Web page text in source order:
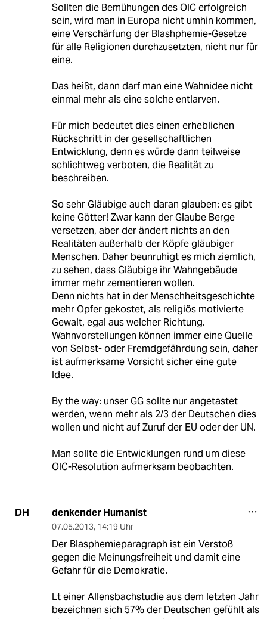
Sollten die Bemühungen des OIC erfolgreich
sein, wird man in Europa nicht umhin kommen,
eine Verschärfung der Blashphemie-Gesetze
für alle Religionen durchzusetzten, nicht nur für
eine.
Das heißt, dann darf man eine Wahnidee nicht
einmal mehr als eine solche entlarven.
Für mich bedeutet dies einen erheblichen
Rückschritt in der gesellschaftlichen
Entwicklung, denn es würde dann teilweise
schlichtweg verboten, die Realität zu
beschreiben.
So sehr Gläubige auch daran glauben: es gibt
keine Götter! Zwar kann der Glaube Berge
versetzen, aber der ändert nichts an den
Realitäten außerhalb der Köpfe gläubiger
Menschen. Daher beunruhigt es mich ziemlich,
zu sehen, dass Gläubige ihr Wahngebäude
immer mehr zementieren wollen.
Denn nichts hat in der Menschheitsgeschichte
mehr Opfer gekostet, als religiös motivierte
Gewalt, egal aus welcher Richtung.
Wahnvorstellungen können immer eine Quelle
von Selbst- oder Fremdgefährdung sein, daher
ist aufmerksame Vorsicht sicher eine gute
Idee.
By the way: unser GG sollte nur angetastet
werden, wenn mehr als 2/3 der Deutschen dies
wollen und nicht auf Zuruf der EU oder der UN.
Man sollte die Entwicklungen rund um diese
OIC-Resolution aufmerksam beobachten.
DH denkender Humanist
07.05.2013, 14:19 Uhr
Der Blasphemieparagraph ist ein Verstoß
gegen die Meinungsfreiheit und damit eine
Gefahr für die Demokratie.
Lt einer Allensbachstudie aus dem letzten Jahr
bezeichnen sich 57% der Deutschen gefühlt als